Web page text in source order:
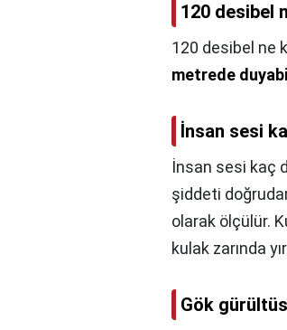
120 desibel
120 desibel ne
metrede
İnsan sesi
İnsan sesi kaç
şiddeti
olarak ölçülür.
kulak zarında
Gök